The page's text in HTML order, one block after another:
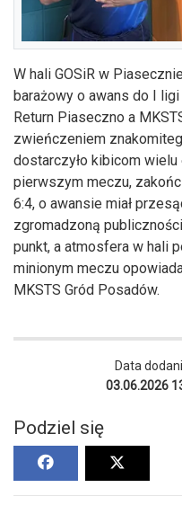
W hali GOSiR w
barażowy o awans do I
Return Piaseczno a
zwieńczeniem
dostarczyło kibicom
pierwszym meczu,
6:4, o awansie miał
zgromadzoną
punkt, a atmosfera w hali
minionym meczu
MKSTS Gród Posadów.
Data
03.06.2026
Podziel się